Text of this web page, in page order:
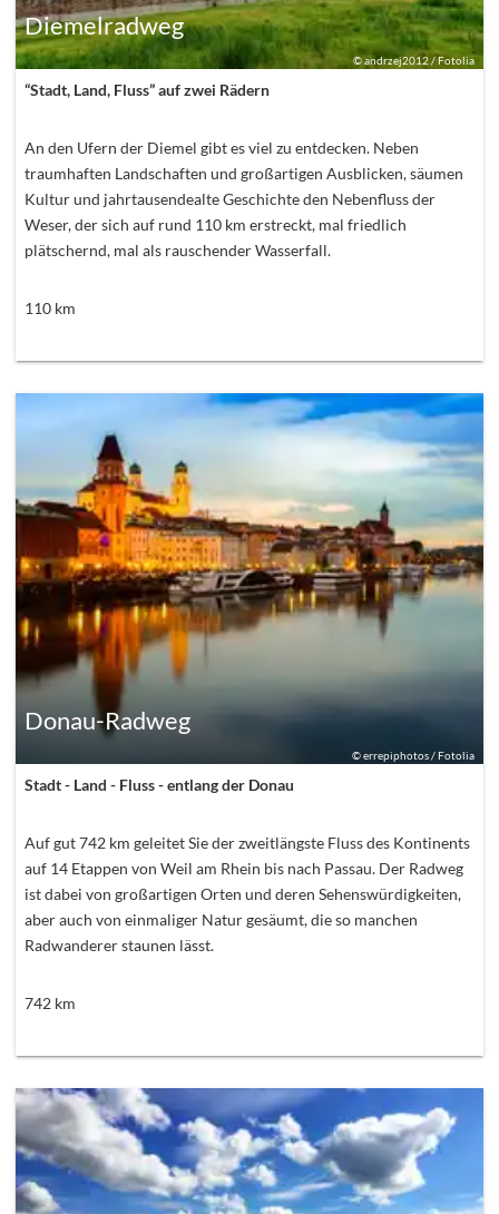
©andrzej2012 / Fotolia
Diemelradweg
“Stadt, Land, Fluss” auf zwei Rädern
An den Ufern der Diemel gibt es viel zu entdecken. Neben
traumhaften Landschaften und großartigen Ausblicken, säumen
Kultur und jahrtausendealte Geschichte den Nebenfluss der
Weser, der sich auf rund 110 km erstreckt, mal friedlich
plätschernd, mal als rauschender Wasserfall.
110km
©errepiphotos / Fotolia
Donau-Radweg
Stadt - Land - Fluss - entlang der Donau
Auf gut 742 km geleitet Sie der zweitlängste Fluss des Kontinents
auf 14 Etappen von Weil am Rhein bis nach Passau. Der Radweg
ist dabei von großartigen Orten und deren Sehenswürdigkeiten,
aber auch von einmaliger Natur gesäumt, die so manchen
Radwanderer staunen lässt.
742km